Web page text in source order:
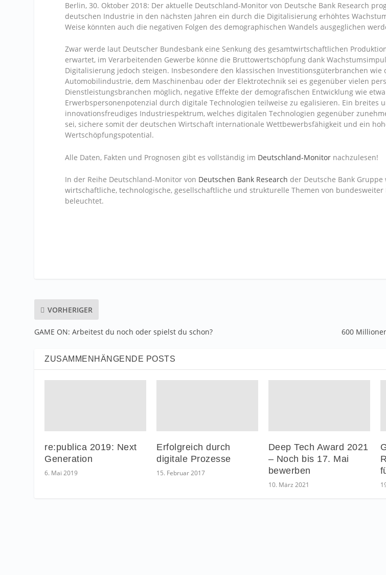
Berlin, 30. Oktober 2018: Der aktuelle Deutschland-Monitor von Deutsche Bank Research
deutschen Industrie in den nächsten Jahren ein durch die Digitalisierung erhöhtes
Weise könnten auch die negativen Folgen des demographischen Wandels ausgeglichen
Zwar werde laut Deutscher Bundesbank eine Senkung des gesamtwirtschaftlichen
erwartet, im Verarbeitenden Gewerbe könne die Bruttowertschöpfung dank
Digitalisierung jedoch steigen. Insbesondere den klassischen Investitionsgüterbranchen wie
Automobilindustrie, dem Maschinenbau oder der Elektrotechnik sei es gegenüber vielen
Dienstleistungsbranchen möglich, negative Effekte der demografischen Entwicklung wie
Erwerbspersonenpotenzial durch digitale Technologien teilweise zu egalisieren. Ein breites
innovationsfreudiges Industriespektrum, welches digitalen Technologien gegenüber
sei, sichere somit der deutschen Wirtschaft internationale Wettbewerbsfähigkeit und ein
Wertschöpfungspotential.
Alle Daten, Fakten und Prognosen gibt es vollständig im Deutschland-Monitor nachzulesen!
In der Reihe Deutschland-Monitor von Deutschen Bank Research der Deutsche Bank
wirtschaftliche, technologische, gesellschaftliche und strukturelle Themen von bundesweiter
beleuchtet.
VORHERIGER
GAME ON: Arbeitest du noch oder spielst du schon? 600
ZUSAMMENHÄNGENDE POSTS
re:publica 2019: Next
Generation
6. Mai 2019
Erfolgreich durch
digitale Prozesse
15. Februar 2017
Deep Tech Award 2021
– Noch bis 17. Mai
bewerben
10. März 2021